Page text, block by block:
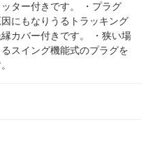
ター付きです。 ・プラグ
にもなりうるトラッキング
カバー付きです。 ・狭い場
スイング機能式のプラグを